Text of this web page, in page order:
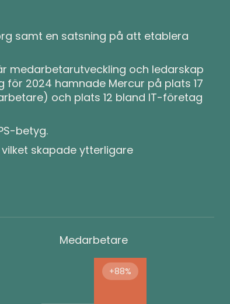
samt en satsning på att etablera
medarbetarutveckling och ledarskap
för 2024 hamnade Mercur på plats 17
och plats 12 bland IT-företag
betyg.
vilket skapade ytterligare
Medarbetare
+88%